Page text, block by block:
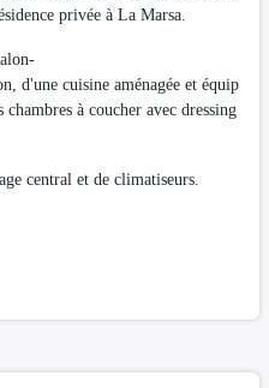
privée à La Marsa.
d'une cuisine aménagée et équip
à coucher avec dressing
central et de climatiseurs.